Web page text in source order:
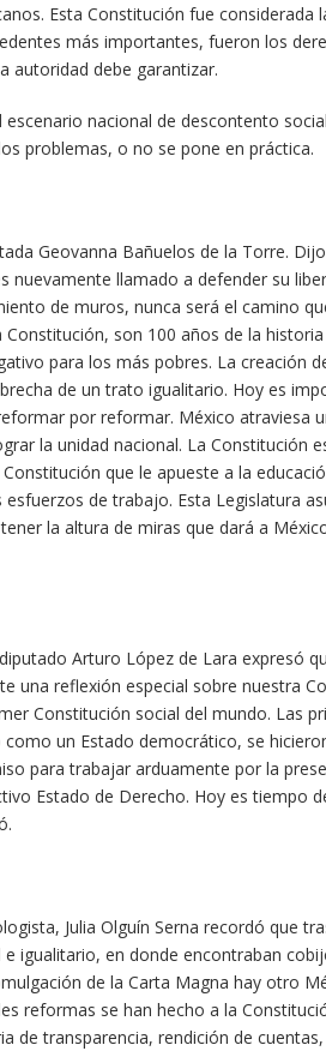
Esta Constitución fue considerada
más importantes, fueron los
autoridad debe garantizar.
nacional de descontento
problemas, o no se pone en práctica.
Geovanna Bañuelos de la Torre.
nuevamente llamado a defender su
de muros, nunca será el camino
son 100 años de la
para los más pobres. La creación
de un trato igualitario. Hoy es
por reformar. México atraviesa
la unidad nacional. La Constitución
que le apueste a la
de trabajo. Esta Legislatura
la altura de miras que dará a
Arturo López de Lara expresó
una reflexión especial sobre nuestra
Constitución social del mundo. Las
un Estado democrático, se
para trabajar arduamente por la
Estado de Derecho. Hoy es tiempo
Julia Olguín Serna recordó que
igualitario, en donde encontraban
de la Carta Magna hay otro
reformas se han hecho a la
de transparencia, rendición de